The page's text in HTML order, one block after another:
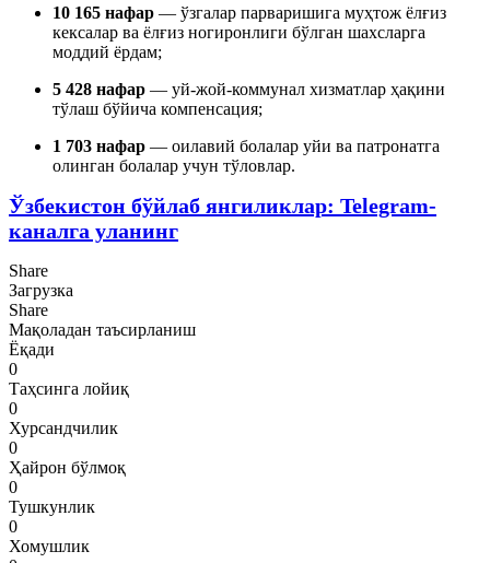
10 165 нафар — ўзгалар парваришига муҳтож ёлғиз
кексалар ва ёлғиз ногиронлиги бўлган шахсларга
моддий ёрдам;
5 428 нафар — уй-жой-коммунал хизматлар ҳақини
тўлаш бўйича компенсация;
1 703 нафар — оилавий болалар уйи ва патронатга
олинган болалар учун тўловлар.
Ўзбекистон бўйлаб янгиликлар: Telegram-
каналга уланинг
Share
Загрузка
Share
Мақоладан таъсирланиш
Ёқади
0
Таҳсинга лойиқ
0
Хурсандчилик
0
Ҳайрон бўлмоқ
0
Тушкунлик
0
Хомушлик